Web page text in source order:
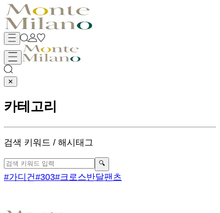
✕
카테고리
검색 키워드 / 해시태그
🔍
#가디건#303#크로스반달팬츠